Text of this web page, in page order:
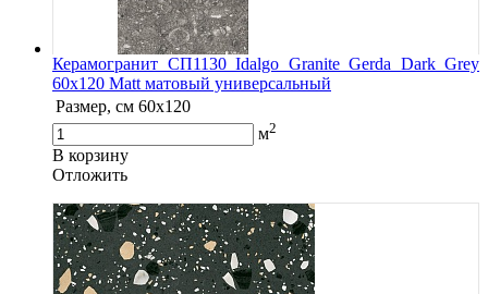
Керамогранит СП1130 Idalgo Granite Gerda Dark Grey
60х120 Matt матовый универсальный
Размер, см 60х120
м2
В корзину
Oтложить